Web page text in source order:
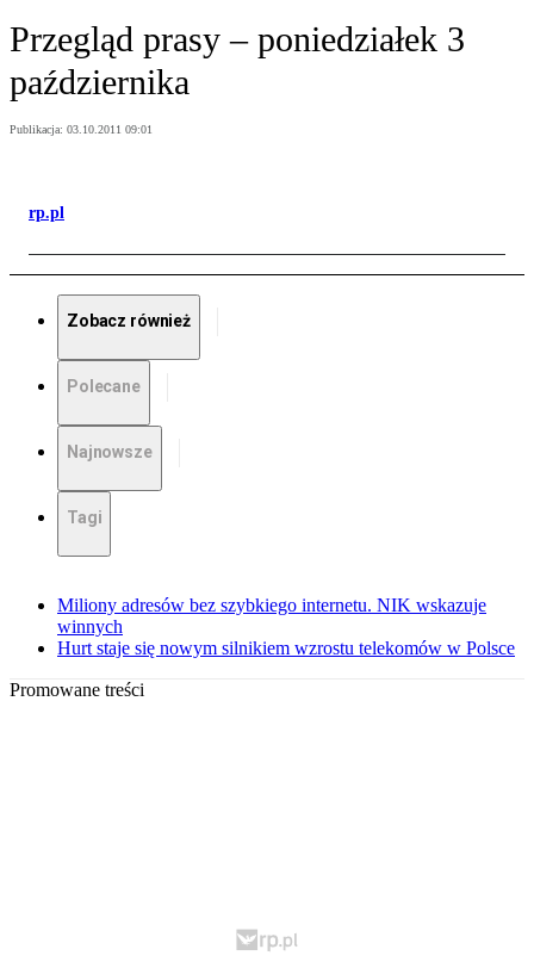
Przegląd prasy – poniedziałek 3
października
Publikacja: 03.10.2011 09:01
rp.pl
Zobacz również
Polecane
Najnowsze
Tagi
Miliony adresów bez szybkiego internetu. NIK wskazuje
winnych
Hurt staje się nowym silnikiem wzrostu telekomów w Polsce
Promowane treści